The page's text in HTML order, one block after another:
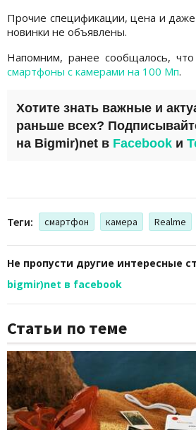
Прочие спецификации, цена и даже
новинки не объявлены.
Напомним, ранее сообщалось, что
смартфоны с камерами на 100 Мп.
Хотите знать важные и
раньше всех?
на Bigmir)net в Facebook и
Теги: смартфон камера Realme
Не пропусти другие интересные
bigmir)net в facebook
Статьи по теме